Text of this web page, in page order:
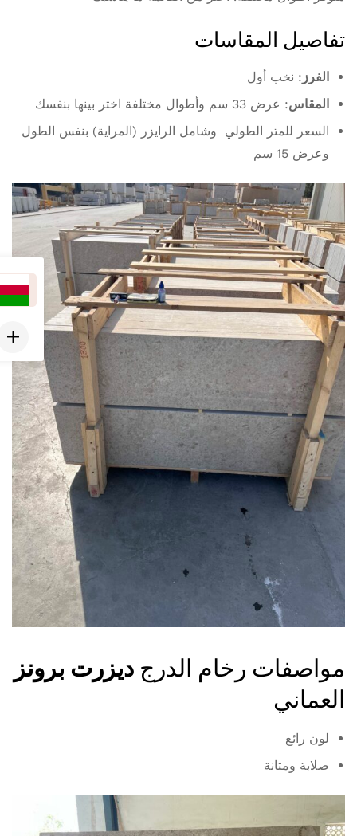
تفاصيل المقاسات
الفرز : نخب أول
المقاس: عرض 33 سم وأطوال مختلفة اختر بينها بنفسك
السعر للمتر الطولي وشامل الرايزر (المراية) بنفس الطول
وعرض 15 سم
مواصفات رخام الدرج ديزرت برونز
العماني
لون رائع
صلابة ومتانة
فهي تقدم أعلى مستويات الجودة والأناقة
تقدم أعلى مستويات الجودة والأناقة
لا شك أنني سأكون زبونًا دائمًا
لا شك أنني سأكون زبونًا دائمًا